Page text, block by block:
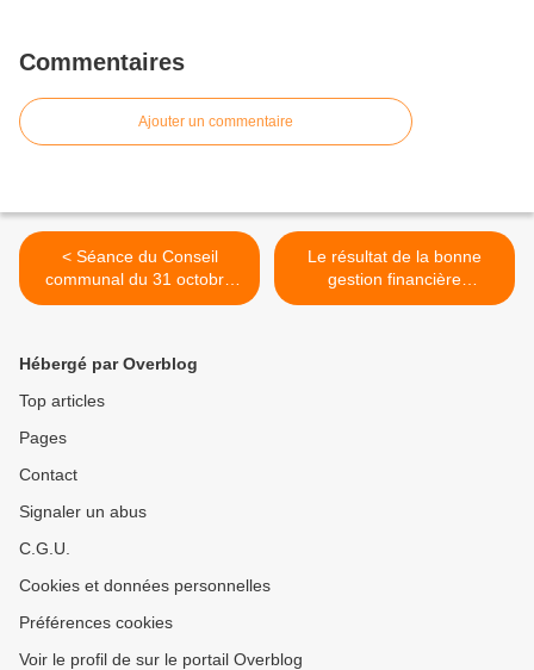
Commentaires
Ajouter un commentaire
< Séance du Conseil
communal du 31 octobre
2017.
Le résultat de la bonne
gestion financière
communale ristournée aux
Hébergé par Overblog
Top articles
Pages
Contact
Signaler un abus
C.G.U.
Cookies et données personnelles
Préférences cookies
Voir le profil de sur le portail Overblog